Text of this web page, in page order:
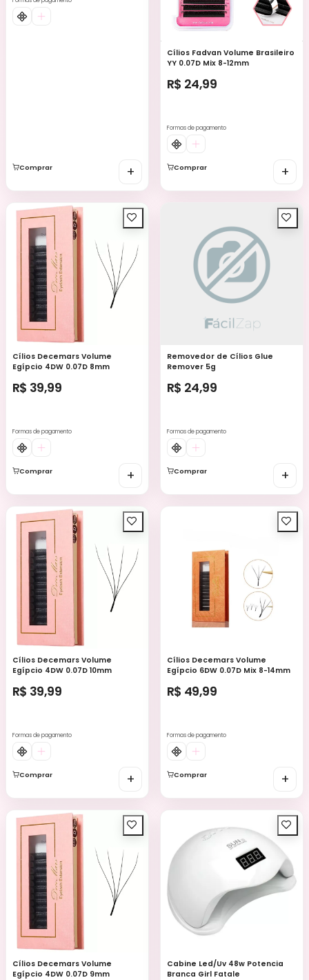
Comprar +
Cílios Fadvan Volume Brasileiro
YY 0.07D Mix 8-12mm
R$ 24,99
Formas de pagamento
Comprar +
Cílios Decemars Volume
Egípcio 4DW 0.07D 8mm
R$ 39,99
Formas de pagamento
Comprar +
Removedor de Cílios Glue
Remover 5g
R$ 24,99
Formas de pagamento
Comprar +
Cílios Decemars Volume
Egípcio 4DW 0.07D 10mm
R$ 39,99
Formas de pagamento
Comprar +
Cílios Decemars Volume
Egípcio 6DW 0.07D Mix 8-14mm
R$ 49,99
Formas de pagamento
Comprar +
Cílios Decemars Volume
Egípcio 4DW 0.07D 9mm
Cabine Led/Uv 48w Potencia
Branca Girl Fatale